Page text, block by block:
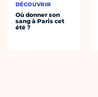
DÉCOUVRIR
Où donner son
sang à Paris cet
été ?